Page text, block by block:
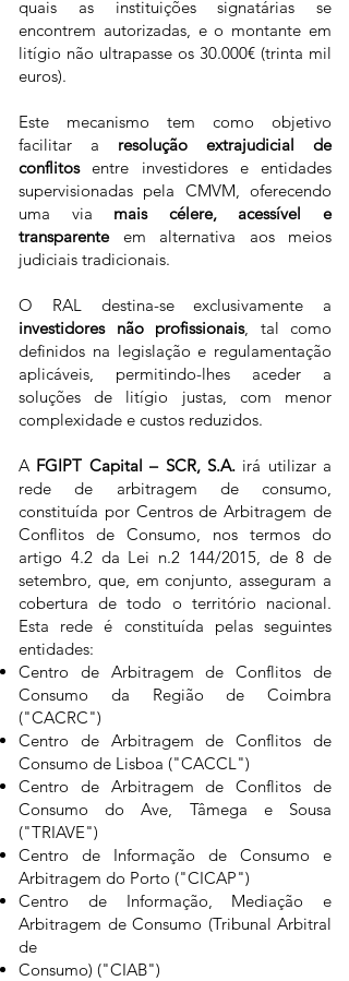
quais as instituições signatárias se
encontrem autorizadas, e o montante em
litígio não ultrapasse os 30.000€ (trinta mil
euros).
Este mecanismo tem como objetivo
facilitar a resolução extrajudicial de
conflitosentre investidores e entidades
supervisionadas pela CMVM, oferecendo
uma via mais célere, acessível e
transparenteem alternativa aos meios
judiciais tradicionais.
O RAL destina-se exclusivamente a
investidores não profissionais, tal como
definidos na legislação e regulamentação
aplicáveis, permitindo-lhes aceder a
soluções de litígio justas, com menor
complexidade e custos reduzidos.
A FGIPT Capital – SCR, S.A.irá utilizar a
rede de arbitragem de consumo,
constituída por Centros de Arbitragem de
Conflitos de Consumo, nos termos do
artigo 4.2 da Lei n.2 144/2015, de 8 de
setembro, que, em conjunto, asseguram a
cobertura de todo o território nacional.
Esta rede é constituída pelas seguintes
entidades:
Centro de Arbitragem de Conflitos de
Consumo da Região de Coimbra
("CACRC")
Centro de Arbitragem de Conflitos de
Consumo de Lisboa ("CACCL")
Centro de Arbitragem de Conflitos de
Consumo do Ave, Tâmega e Sousa
("TRIAVE")
Centro de Informação de Consumo e
Arbitragem do Porto ("CICAP")
Centro de Informação, Mediação e
Arbitragem de Consumo (Tribunal Arbitral
de
Consumo) ("CIAB")